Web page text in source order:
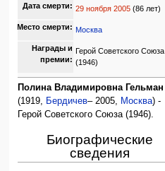
Дата смерти: 29 ноября 2005(86 лет)
Место смерти: Москва
Награды и
премии:
Герой Советского Союза
(1946)
Полина Владимировна Гельман
(1919, Бердичев– 2005, Москва) -
Герой Советского Союза (1946).
Биографические
сведения